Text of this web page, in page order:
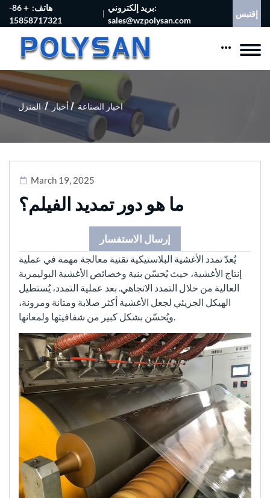
هاتف: ＋86-
15858717321
بريد إلكتروني:
sales@wzpolysan.com
إقتبس
المنزل أخبار اخبار الصناعة
March 19, 2025
ما هو دور تمديد الفيلم؟
إرسال الاستفسار
يُعدّ تمدد الأغشية البلاستيكية تقنية معالجة مهمة في عملية
إنتاج الأغشية، حيث يُحسّن بنية وخصائص الأغشية البوليمرية
العالية من خلال التمدد الاتجاهي. بعد عملية التمدد، يُستطيل
الهيكل الجزيئي لجعل الأغشية أكثر صلابة ومتانة ومرونة،
ويُحسّن بشكل كبير من شفافيتها ولمعانها.